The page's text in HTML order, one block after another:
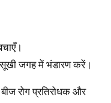
जगह में भंडारण करें।
रोग प्रतिरोधक और